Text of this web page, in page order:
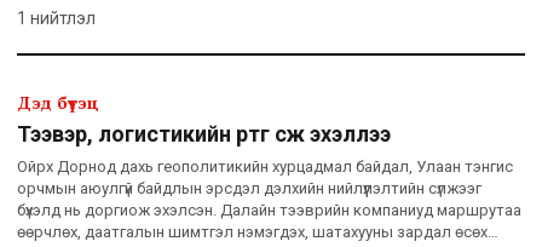
1 нийтлэл
Дэд бүтэц
Тээвэр, логистикийн өртөг өсөж эхэллээ
Ойрх Дорнод дахь геополитикийн хурцадмал байдал, Улаан тэнгис
орчмын аюулгүй байдлын эрсдэл дэлхийн нийлүүлэлтийн сүлжээг
бүхэлд нь доргиож эхэлсэн. Далайн тээврийн компаниуд маршрутаа
өөрчлөх, даатгалын шимтгэл нэмэгдэх, шатахууны зардал өсөх